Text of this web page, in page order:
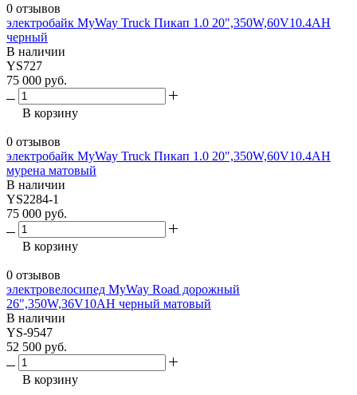
0 отзывов
электробайк MyWay Truck Пикап 1.0 20",350W,60V10.4AH
черный
В наличии
YS727
75 000 руб.
В корзину
0 отзывов
электробайк MyWay Truck Пикап 1.0 20",350W,60V10.4AH
мурена матовый
В наличии
YS2284-1
75 000 руб.
В корзину
0 отзывов
электровелосипед MyWay Road дорожный
26",350W,36V10AH черный матовый
В наличии
YS-9547
52 500 руб.
В корзину